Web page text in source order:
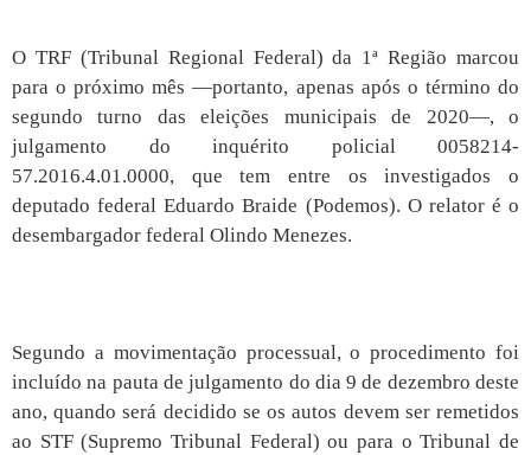
O TRF (Tribunal Regional Federal) da 1ª Região marcou
para o próximo mês —portanto, apenas após o término do
segundo turno das eleições municipais de 2020—, o
julgamento do inquérito policial 0058214-
57.2016.4.01.0000, que tem entre os investigados o
deputado federal Eduardo Braide (Podemos). O relator é o
desembargador federal Olindo Menezes.
Segundo a movimentação processual, o procedimento foi
incluído na pauta de julgamento do dia 9 de dezembro deste
ano, quando será decidido se os autos devem ser remetidos
ao STF (Supremo Tribunal Federal) ou para o Tribunal de